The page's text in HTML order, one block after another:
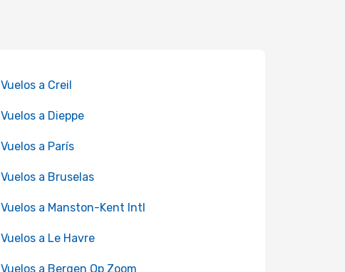
Vuelos a Creil
Vuelos a Dieppe
Vuelos a París
Vuelos a Bruselas
Vuelos a Manston-Kent Intl
Vuelos a Le Havre
Vuelos a Bergen Op Zoom